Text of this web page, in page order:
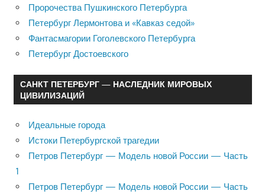
Пророчества Пушкинского Петербурга
Петербург Лермонтова и «Кавказ седой»
Фантасмагории Гоголевского Петербурга
Петербург Достоевского
САНКТ ПЕТЕРБУРГ — НАСЛЕДНИК МИРОВЫХ
ЦИВИЛИЗАЦИЙ
Идеальные города
Истоки Петербургской трагедии
Петров Петербург — Модель новой России — Часть
1
Петров Петербург — Модель новой России — Часть